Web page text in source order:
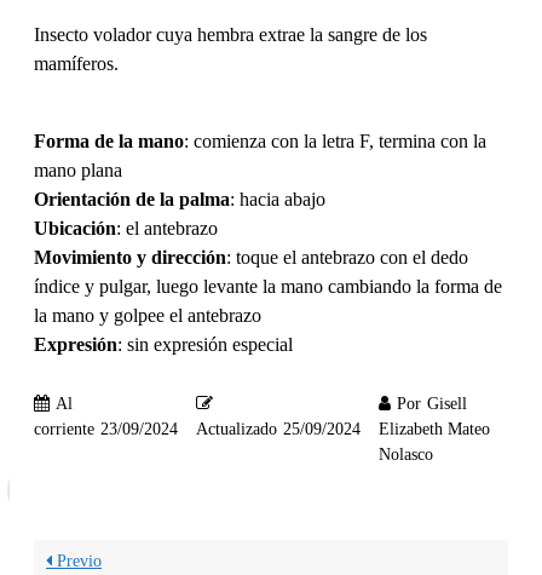
Insecto volador cuya hembra extrae la sangre de los
mamíferos.
Forma de la mano: comienza con la letra F, termina con la
mano plana
Orientación de la palma: hacia abajo
Ubicación: el antebrazo
Movimiento y dirección: toque el antebrazo con el dedo
índice y pulgar, luego levante la mano cambiando la forma de
la mano y golpee el antebrazo
Expresión: sin expresión especial
Al
corriente 23/09/2024 Actualizado 25/09/2024
Por Gisell
Elizabeth Mateo
Nolasco
Previo